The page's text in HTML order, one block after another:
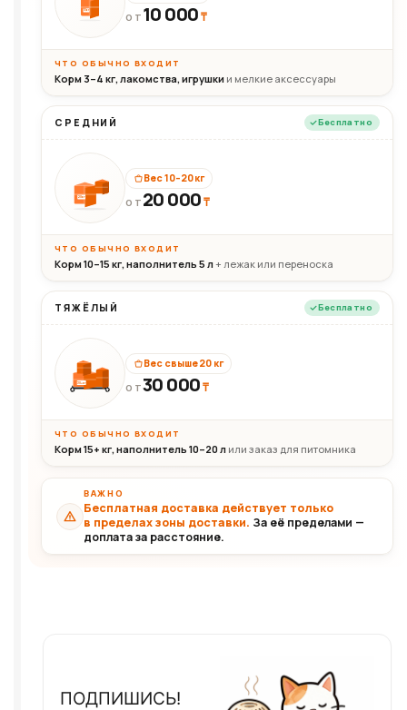
10кг
ОТ 10 000₸
ЧТО ОБЫЧНО ВХОДИТ
Корм 3–4 кг, лакомства, игрушки и мелкие аксессуары
СРЕДНИЙ Бесплатно
20кг
Вес 10–20 кг
ОТ 20 000₸
ЧТО ОБЫЧНО ВХОДИТ
Корм 10–15 кг, наполнитель 5 л+ лежак или переноска
ТЯЖЁЛЫЙ Бесплатно
30+кг
Вес свыше 20 кг
ОТ30 000₸
ЧТО ОБЫЧНО ВХОДИТ
Корм 15+ кг, наполнитель 10–20 л или заказ для питомника
ВАЖНО
Бесплатная доставка действует только
в пределах зоны доставки. За её пределами —
доплата за расстояние.
ПОДПИШИСЬ!